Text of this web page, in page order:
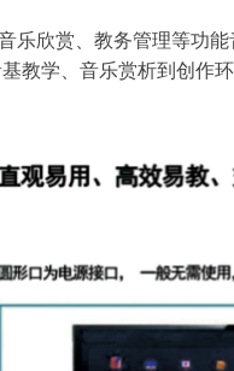
欣赏、教务管理等功
教学、音乐赏析到创作